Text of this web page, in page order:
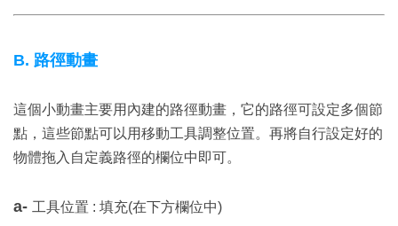
B. 路徑動畫
這個小動畫主要用內建的路徑動畫，它的路徑可設定多個節
點，這些節點可以用移動工具調整位置。再將自行設定好的
物體拖入自定義路徑的欄位中即可。
a- 工具位置 : 填充(在下方欄位中)